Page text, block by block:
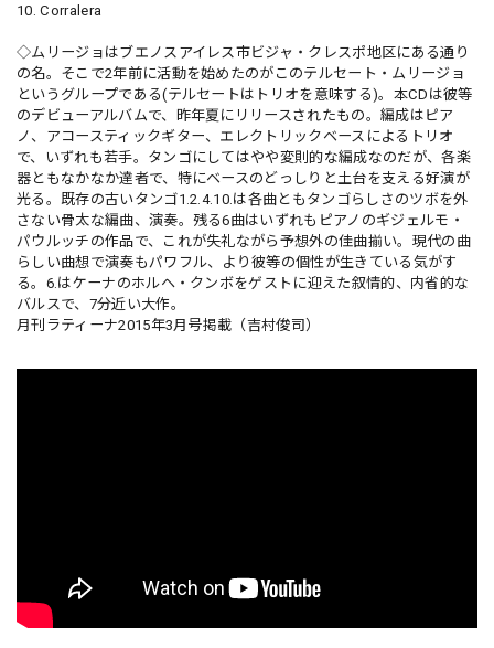
10. Corralera
◇ムリージョはブエノスアイレス市ビジャ・クレスポ地区にある通り
の名。そこで2年前に活動を始めたのがこのテルセート・ムリージョ
というグループである(テルセートはトリオを意味する)。本CDは彼等
のデビューアルバムで、昨年夏にリリースされたもの。編成はピア
ノ、アコースティックギター、エレクトリックベースによるトリオ
で、いずれも若手。タンゴにしてはやや変則的な編成なのだが、各楽
器ともなかなか達者で、特にベースのどっしりと土台を支える好演が
光る。既存の古いタンゴ1.2.4.10.は各曲ともタンゴらしさのツボを外
さない骨太な編曲、演奏。残る6曲はいずれもピアノのギジェルモ・
パウルッチの作品で、これが失礼ながら予想外の佳曲揃い。現代の曲
らしい曲想で演奏もパワフル、より彼等の個性が生きている気がす
る。6.はケーナのホルヘ・クンボをゲストに迎えた叙情的、内省的な
バルスで、7分近い大作。
月刊ラティーナ2015年3月号掲載（吉村俊司）